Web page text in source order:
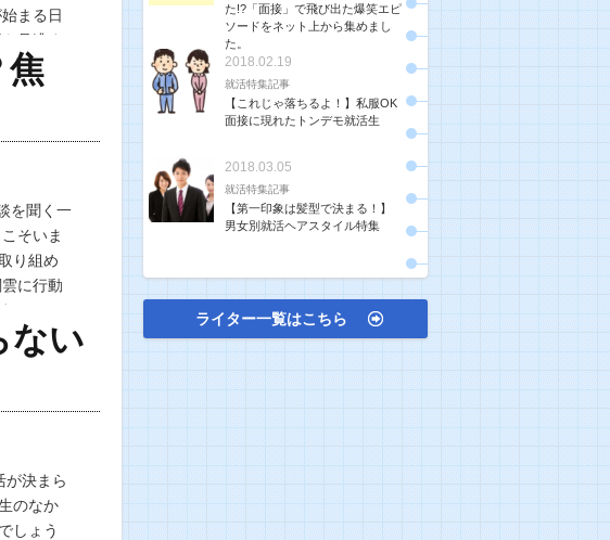
まる日
見逃す
焦
を聞く一
そいま
り組め
に行動
せん。
ない
が決まら
のなか
しょう
た!?「面接」で飛び出た爆笑エピ
ソードをネット上から集めまし
た。
2018.02.19
就活特集記事
【これじゃ落ちるよ！】私服OK
面接に現れたトンデモ就活生
2018.03.05
就活特集記事
【第一印象は髪型で決まる！】
男女別就活ヘアスタイル特集
ライター一覧はこちら